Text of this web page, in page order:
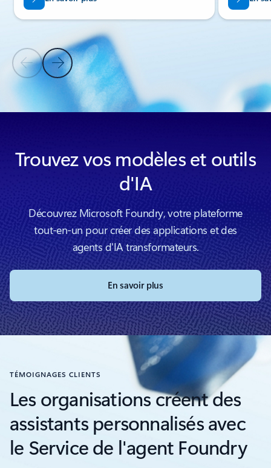
Diapositive précédente
Diapositive suivante
Retour à la section PRODUITS CONNEXES
Trouvez vos modèles et outils
d'IA
Découvrez Microsoft Foundry, votre plateforme
tout-en-un pour créer des applications et des
agents d'IA transformateurs.
En savoir plus
TÉMOIGNAGES CLIENTS
Les organisations créent des
assistants personnalisés avec
le Service de l'agent Foundry